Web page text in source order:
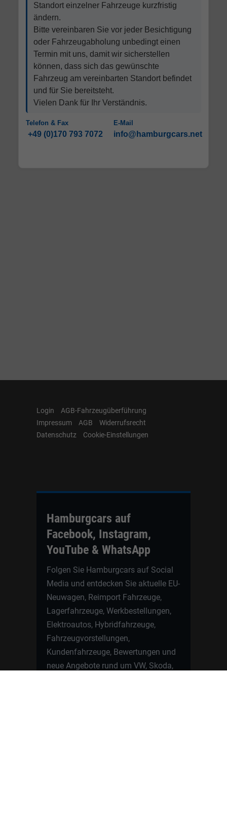
Standort einzelner Fahrzeuge kurzfristig
ändern.
Bitte vereinbaren Sie vor jeder Besichtigung
oder Fahrzeugabholung unbedingt einen
Termin mit uns, damit wir sicherstellen
können, dass sich das gewünschte
Fahrzeug am vereinbarten Standort befindet
und für Sie bereitsteht.
Vielen Dank für Ihr Verständnis.
Telefon & Fax
+49 (0)170 793 7072
E-Mail
info@hamburgcars.net
Login
AGB-Fahrzeugüberführung
Impressum
AGB
Widerrufsrecht
Datenschutz
Cookie-Einstellungen
Hamburgcars auf
Facebook, Instagram,
YouTube & WhatsApp
Folgen Sie Hamburgcars auf Social
Media und entdecken Sie aktuelle EU-
Neuwagen, Reimport Fahrzeuge,
Lagerfahrzeuge, Werkbestellungen,
Elektroautos, Hybridfahrzeuge,
Fahrzeugvorstellungen,
Kundenfahrzeuge, Bewertungen und
neue Angebote rund um VW, Skoda,